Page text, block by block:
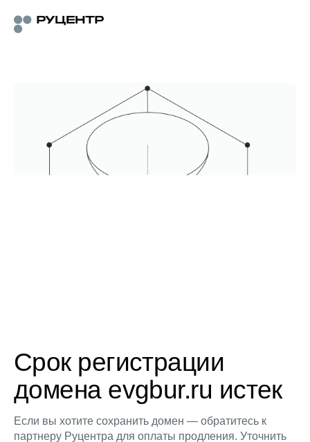
Срок регистрации
домена evgbur.ru истек
Если вы хотите сохранить домен — обратитесь к
партнеру Руцентра для оплаты продления. Уточнить